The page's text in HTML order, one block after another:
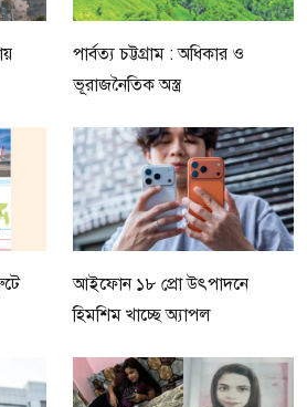
পার্বত্য চট্টগ্রাম : অধিকার ও
ভূরাজনৈতিক অস্ত্র
আইফোন ১৮ প্রো উৎপাদনে
হিমশিম খাচ্ছে অ্যাপল